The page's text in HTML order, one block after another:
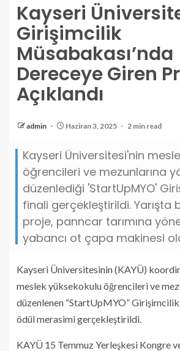
Kayseri
Girişimcilik
Müsabakası’nda
Dereceye Giren
Açıklandı
admin Haziran 3, 2025 2 min read
Kayseri Üniversitesi'nin
öğrencileri ve mezunlarına
düzenlediği 'StartUpMYO'
finali gerçekleştirildi. Yarışta
proje, panncar tarımına
yabancı ot çapa makinesi
Kayseri Üniversitesinin (KAYÜ)
meslek yüksekokulu öğrencileri ve
düzenlenen “StartUpMYO” Girişimcilik
ödül merasimi gerçekleştirildi.
KAYÜ 15 Temmuz Yerleşkesi Kongre